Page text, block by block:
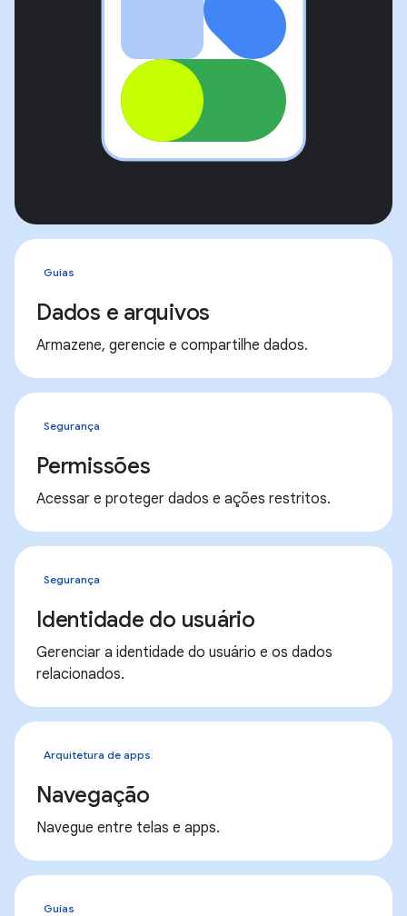
Guias
Dados e arquivos
Armazene, gerencie e compartilhe dados.
Segurança
Permissões
Acessar e proteger dados e ações restritos.
Segurança
Identidade do usuário
Gerenciar a identidade do usuário e os dados
relacionados.
Arquitetura de apps
Navegação
Navegue entre telas e apps.
Guias